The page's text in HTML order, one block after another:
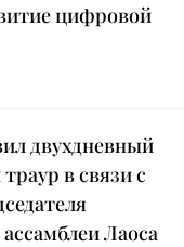
цифровой
двухдневный
в связи с
Лаоса